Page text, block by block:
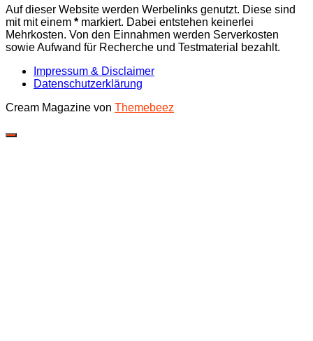
Auf dieser Website werden Werbelinks genutzt. Diese sind
mit mit einem * markiert. Dabei entstehen keinerlei
Mehrkosten. Von den Einnahmen werden Serverkosten
sowie Aufwand für Recherche und Testmaterial bezahlt.
Impressum & Disclaimer
Datenschutzerklärung
Cream Magazine von Themebeez